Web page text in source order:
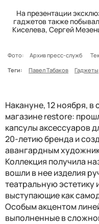
На презентации
гаджетов также
Киселева, Сергей
Фото: Архив пресс-служб
Теги:
Павел Табаков Гаджеты
Накануне, 12 ноября,
магазине restore:
капсулы аксессуаров
20-летию бренда и
авангардным
Коллекция получила
вошли в нее изделия
театральную
выступающие как
Особым акцентом
выполненные в